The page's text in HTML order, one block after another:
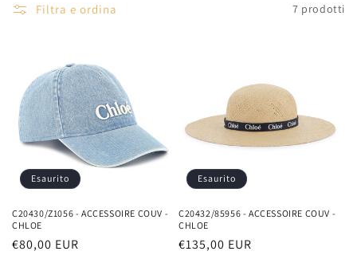
o
n
e
:
Filtra e ordina 7 prodotti
Esaurito
C20430/Z1056 - ACCESSOIRE COUV -
CHLOE
Prezzo
€80,00 EUR
Esaurito
C20432/85956 - ACCESSOIRE COUV -
CHLOE
Prezzo
€135,00 EUR